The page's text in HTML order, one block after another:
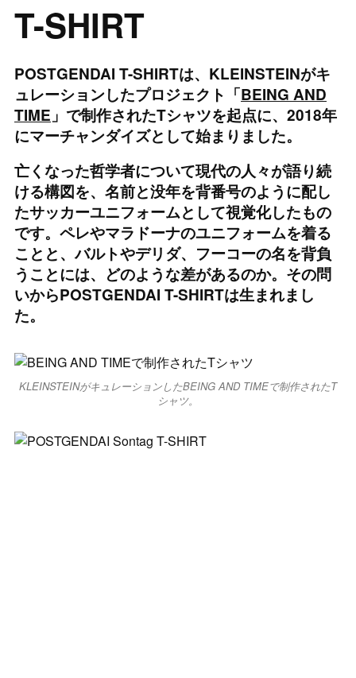
T-SHIRT
POSTGENDAI T-SHIRTは、KLEINSTEINがキ
ュレーションしたプロジェクト「BEING AND
TIME 」で制作されたTシャツを起点に、2018年
にマーチャンダイズとして始まりました。
亡くなった哲学者について現代の人々が語り続
ける構図を、名前と没年を背番号のように配し
たサッカーユニフォームとして視覚化したもの
です。ペレやマラドーナのユニフォームを着る
ことと、バルトやデリダ、フーコーの名を背負
うことには、どのような差があるのか。その問
いからPOSTGENDAI T-SHIRTは生まれまし
た。
KLEINSTEINがキュレーションしたBEING AND TIMEで制作されたT
シャツ。